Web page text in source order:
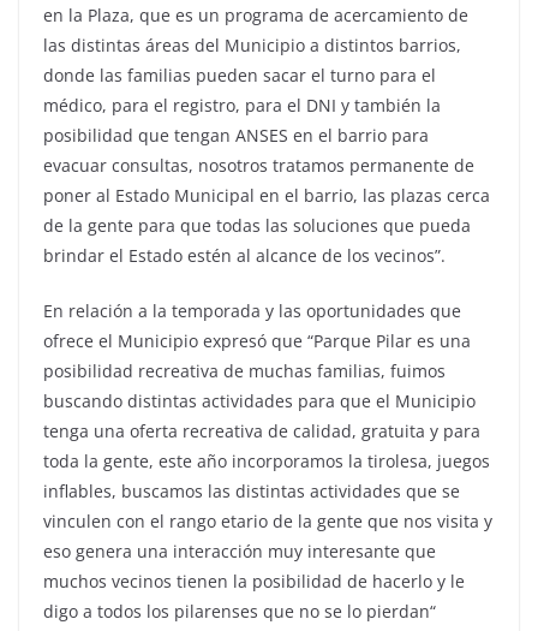
en la Plaza, que es un programa de acercamiento de
las distintas áreas del Municipio a distintos barrios,
donde las familias pueden sacar el turno para el
médico, para el registro, para el DNI y también la
posibilidad que tengan ANSES en el barrio para
evacuar consultas, nosotros tratamos permanente de
poner al Estado Municipal en el barrio, las plazas cerca
de la gente para que todas las soluciones que pueda
brindar el Estado estén al alcance de los vecinos”.
En relación a la temporada y las oportunidades que
ofrece el Municipio expresó que “Parque Pilar es una
posibilidad recreativa de muchas familias, fuimos
buscando distintas actividades para que el Municipio
tenga una oferta recreativa de calidad, gratuita y para
toda la gente, este año incorporamos la tirolesa, juegos
inflables, buscamos las distintas actividades que se
vinculen con el rango etario de la gente que nos visita y
eso genera una interacción muy interesante que
muchos vecinos tienen la posibilidad de hacerlo y le
digo a todos los pilarenses que no se lo pierdan“